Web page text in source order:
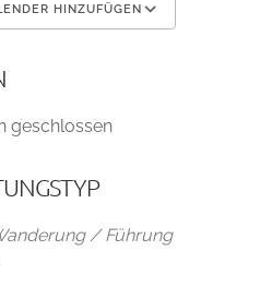
HINZUFÜGEN
geschlossen
/ Führung